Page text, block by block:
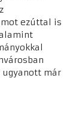
ezúttal is
már